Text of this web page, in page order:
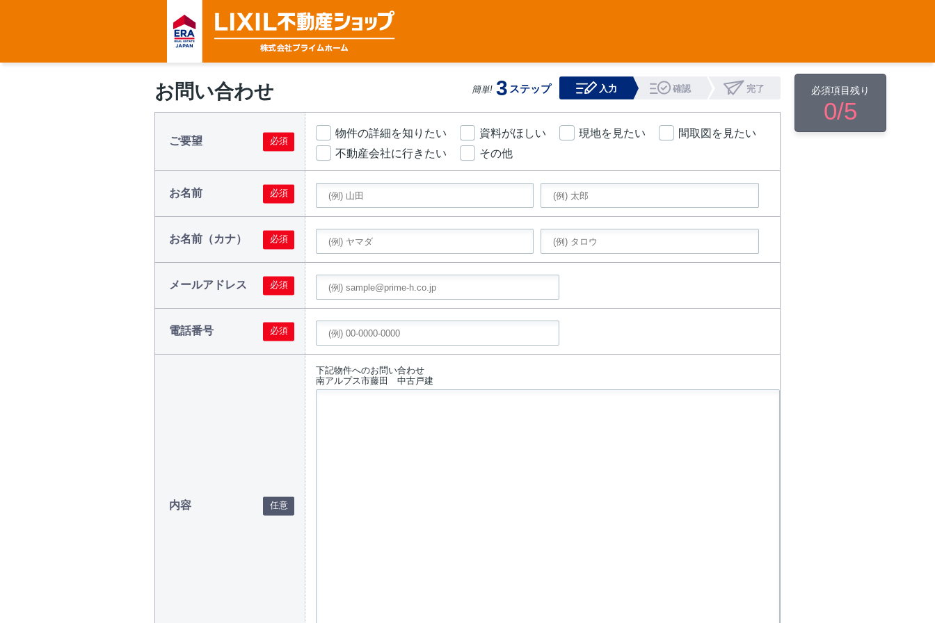
お問い合わせ 簡単! 3 ステップ 入力 確認 完了
ご要望
物件の詳細を知りたい 資料がほしい 現地を見たい
間取図を見たい
不動産会社に行きたい
その他
お名前
お名前（カナ）
メールアドレス
電話番号
内容
下記物件へのお問い合わせ
南アルプス市藤田 中古戸建
必須項目残り
0/5